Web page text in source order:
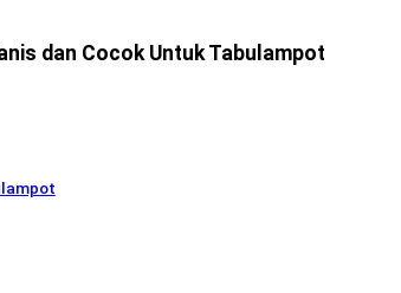
dan Cocok Untuk Tabulampot